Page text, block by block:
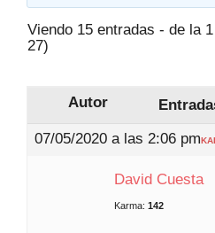
Viendo 15 entradas - de la
27)
Autor
07/05/2020 a las 2:06 pm
David Cuesta
Karma: 142